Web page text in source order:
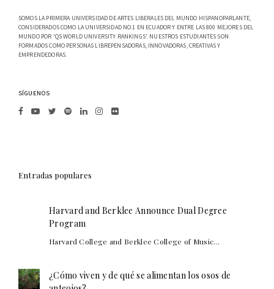
SOMOS LA PRIMERA UNIVERSIDAD DE ARTES LIBERALES DEL MUNDO HISPANOPARLANTE,
CONSIDERADOS COMO LA UNIVERSIDAD NO.1 EN ECUADOR Y ENTRE LAS 800 MEJORES DEL
MUNDO POR 'QS WORLD UNIVERSITY RANKINGS'. NUESTROS ESTUDIANTES SON
FORMADOS COMO PERSONAS LIBREPENSADORAS, INNOVADORAS, CREATIVAS Y
EMPRENDEDORAS.
SÍGUENOS
Entradas populares
Harvard and Berklee Announce Dual Degree
Program
Harvard College and Berklee College of Music...
¿Cómo viven y de qué se alimentan los osos de